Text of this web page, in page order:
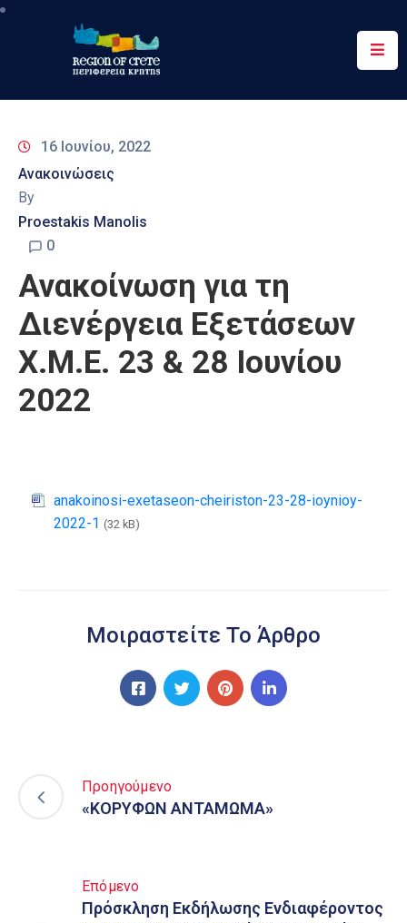
Περιφέρεια
&
Δράσεις
Ψηφιακές
Επικοινωνία
16 Ιουνίου, 2022
Ανακοινώσεις
By
Proestakis Manolis
0
Ανακοίνωση για τη
Διενέργεια Εξετάσεων
Χ.Μ.Ε. 23 & 28 Ιουνίου
2022
anakoinosi-exetaseon-cheiriston-23-28-ioynioy-
2022-1 (32 kB)
Μοιραστείτε Το Άρθρο
Προηγούμενο
«ΚΟΡΥΦΩΝ ΑΝΤΑΜΩΜΑ»
Επόμενο
Πρόσκληση Εκδήλωσης Ενδιαφέροντος